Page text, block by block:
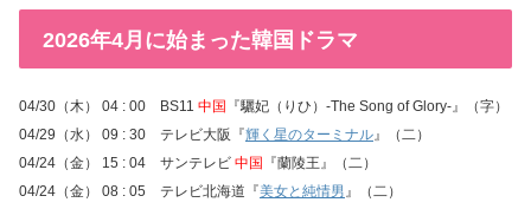
2026年4月に始まった韓国ドラマ
04/30（木） 04 : 00 BS11 中国
『驪妃（りひ）-The Song of Glory-』（字）
04/29（水） 09 : 30 テレビ大阪『輝く星のターミナル』（二）
04/24（金） 15 : 04 サンテレビ 中国
『蘭陵王』（二）
04/24（金） 08 : 05 テレビ北海道『美女と純情男』（二）